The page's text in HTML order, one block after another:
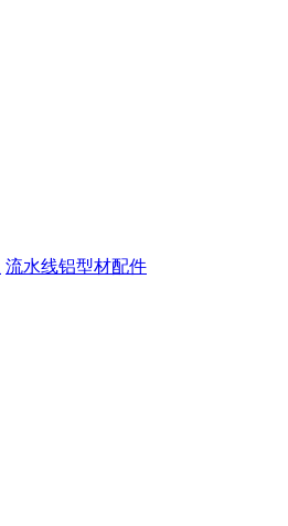
流水线铝型材配件